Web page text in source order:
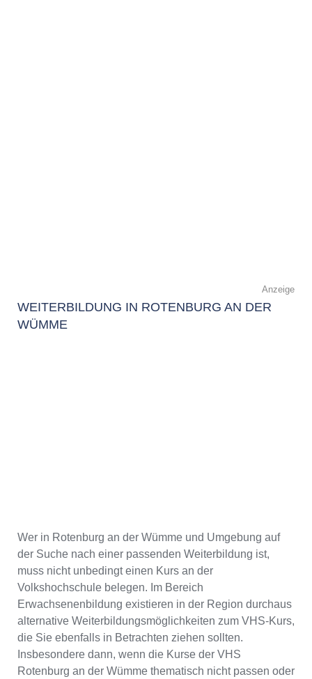
Anzeige
WEITERBILDUNG IN ROTENBURG AN DER
WÜMME
Wer in Rotenburg an der Wümme und Umgebung auf
der Suche nach einer passenden Weiterbildung ist,
muss nicht unbedingt einen Kurs an der
Volkshochschule belegen. Im Bereich
Erwachsenenbildung existieren in der Region durchaus
alternative Weiterbildungsmöglichkeiten zum VHS-Kurs,
die Sie ebenfalls in Betrachten ziehen sollten.
Insbesondere dann, wenn die Kurse der VHS
Rotenburg an der Wümme thematisch nicht passen oder